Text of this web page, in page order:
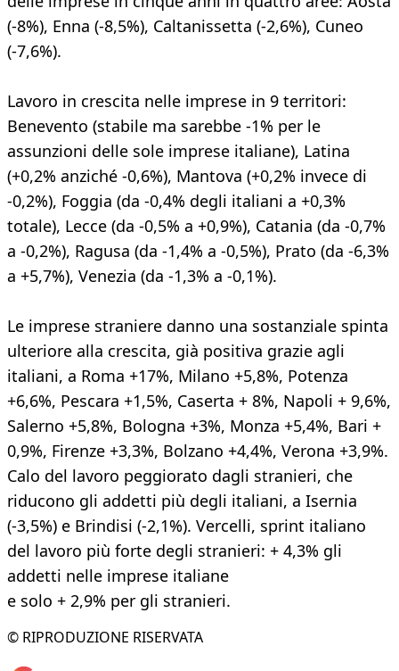
(-8%), Enna (-8,5%), Caltanissetta (-2,6%), Cuneo
(-7,6%).
Lavoro in crescita nelle imprese in 9 territori:
Benevento (stabile ma sarebbe -1% per le
assunzioni delle sole imprese italiane), Latina
(+0,2% anziché -0,6%), Mantova (+0,2% invece di
-0,2%), Foggia (da -0,4% degli italiani a +0,3%
totale), Lecce (da -0,5% a +0,9%), Catania (da -0,7%
a -0,2%), Ragusa (da -1,4% a -0,5%), Prato (da -6,3%
a +5,7%), Venezia (da -1,3% a -0,1%).
Le imprese straniere danno una sostanziale spinta
ulteriore alla crescita, già positiva grazie agli
italiani, a Roma +17%, Milano +5,8%, Potenza
+6,6%, Pescara +1,5%, Caserta + 8%, Napoli + 9,6%,
Salerno +5,8%, Bologna +3%, Monza +5,4%, Bari +
0,9%, Firenze +3,3%, Bolzano +4,4%, Verona +3,9%.
Calo del lavoro peggiorato dagli stranieri, che
riducono gli addetti più degli italiani, a Isernia
(-3,5%) e Brindisi (-2,1%). Vercelli, sprint italiano
del lavoro più forte degli stranieri: + 4,3% gli
addetti nelle imprese italiane
e solo + 2,9% per gli stranieri.
© RIPRODUZIONE RISERVATA